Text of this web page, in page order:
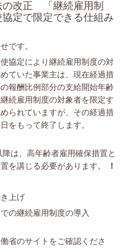
の改正 「継続雇用制
定で限定できる仕組み
です。
協定により継続雇用制度の対
ていた事業主は、現在経過措
報酬比例部分の支給開始年齢
続雇用制度の対象者を限定す
られていますが、その経過措
をもって終了します。
は、高年齢者雇用確保措置と
を講じる必要があります。
！
上げ
の継続雇用制度の導入
省のサイトをご確認くださ